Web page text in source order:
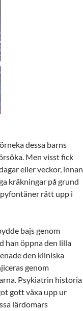
dessa barns
Men visst fick
eller veckor, innan
kräkningar på grund
rätt upp i
bajs genom
han öppna den lilla
den kliniska
genom
Psykiatrin historia
gott växa upp ur
lärdomars